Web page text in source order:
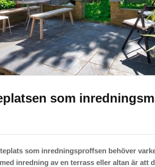
som
som inredningsproffsen behöver
inredning av en terrass eller altan är att